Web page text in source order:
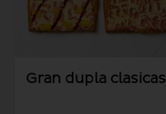
Gran dupla clasicas